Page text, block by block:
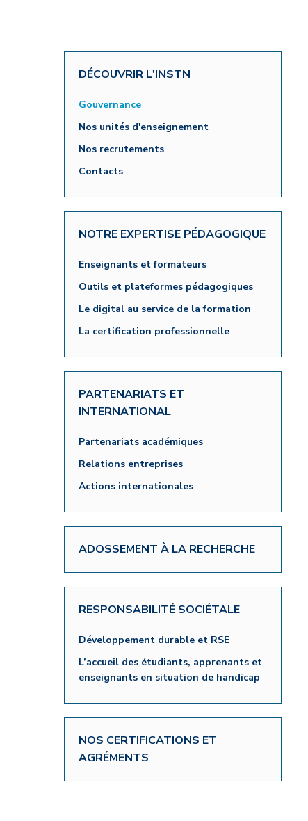
DÉCOUVRIR L'INSTN
Gouvernance
Nos unités d'enseignement
Nos recrutements
Contacts
NOTRE EXPERTISE PÉDAGOGIQUE
Enseignants et formateurs
Outils et plateformes pédagogiques
Le digital au service de la formation
La certification professionnelle
PARTENARIATS ET
INTERNATIONAL
Partenariats académiques
Relations entreprises
Actions internationales
ADOSSEMENT À LA RECHERCHE
RESPONSABILITÉ SOCIÉTALE
Développement durable et RSE
L’accueil des étudiants, apprenants et
enseignants en situation de handicap
NOS CERTIFICATIONS ET
AGRÉMENTS